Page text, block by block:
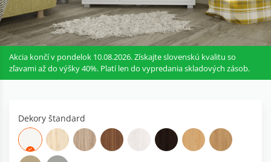
Akcia končí v pondelok 10.08.2026. Získajte slovenskú kvalitu so
zľavami až do výšky 40%. Platí len do vypredania skladových zásob.
Dekory štandard